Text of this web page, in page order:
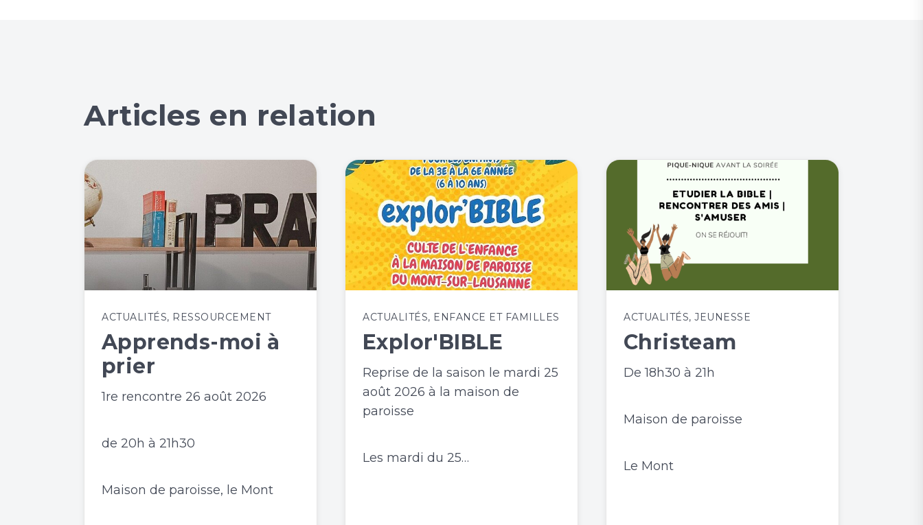
Articles en relation
ACTUALITÉS, RESSOURCEMENT
Apprends-moi à
prier
1re rencontre 26 août 2026
de 20h à 21h30
Maison de paroisse, le Mont
ACTUALITÉS, ENFANCE ET FAMILLES
Explor'BIBLE
Reprise de la saison le mardi 25
août 2026 à la maison de
paroisse
Les mardi du 25…
ACTUALITÉS, JEUNESSE
Christeam
De 18h30 à 21h
Maison de paroisse
Le Mont